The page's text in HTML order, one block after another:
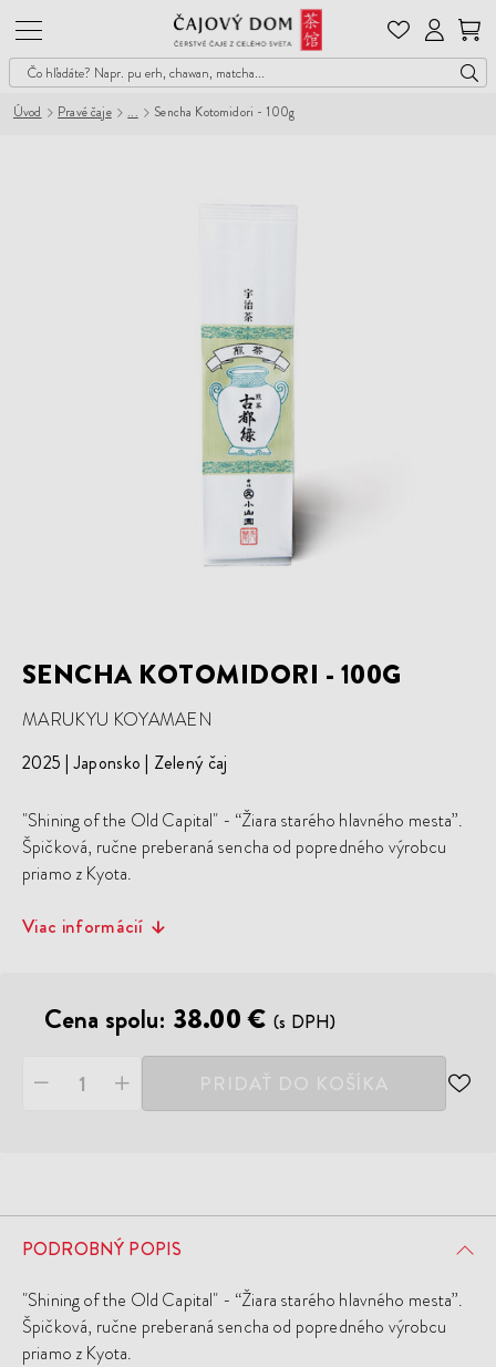
Čajový
Dom
Úvod Pravé čaje Sencha Kotomidori - 100g
SENCHA KOTOMIDORI - 100G
MARUKYU KOYAMAEN
2025 Japonsko Zelený čaj
"Shining of the Old Capital" - “Žiara starého hlavného mesta”.
Špičková, ručne preberaná sencha od popredného výrobcu
priamo z Kyota.
Viac informácií
Cena spolu: 38.00 € (s DPH)
PRIDAŤ DO KOŠÍKA
PODROBNÝ POPIS
"Shining of the Old Capital" - “Žiara starého hlavného mesta”.
Špičková, ručne preberaná sencha od popredného výrobcu
priamo z Kyota.